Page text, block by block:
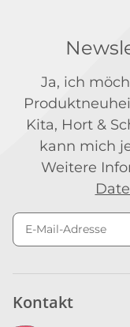
Ja, ich
Kita, Hort &
kann mich
Weitere
Kontakt